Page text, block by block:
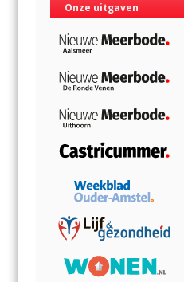
Onze uitgaven